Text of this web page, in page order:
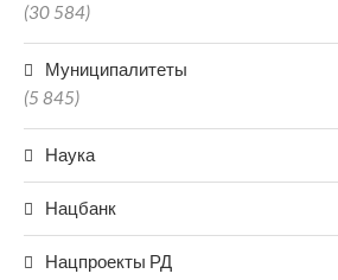
(30 584)
Муниципалитеты
(5 845)
Наука
Нацбанк
Нацпроекты РД